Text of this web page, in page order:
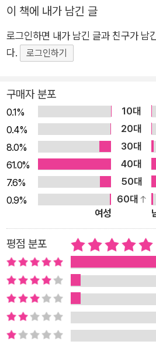
報 정보 暗號 암호 功擊 공격 警報 경
當然 당연 治療 치료 報酬 보수 襲擊
당 報告 보고 目擊 목격 文書 문서 書
자가 선택한 마법천자문은 2003년 첫
한자 학습의 열풍을 일으키며 어린이
니다. 『마법천자문』1~53권은 각 권
자를 만화 속 이야기에 나오는 한자
수 있도록 구성했습니다. 권수를 더해
자의 양은 늘어나고, 한자 낱자 두 개
한 개의 낱자를 다양한 낱자들과 합쳐
지 읽고 나면 한자 능력이 부쩍 향상됩
문』은 1~53권을 통해 익혔던 하나하나
는 한층 고차원적인 방식으로 접근합
하여 초등학생이 꼭 알아야 할 한자 어
어와 반의어 등으로 어휘 관계를 확장
을 만화, AR, 학습 섹션, ‘3중 구성’을
한자에서 파생되는 여러 어휘들을 완
수 있도록 했습니다. 스토리텔링이 접
이 책에 내가 남긴 글
로그인하면 내가 남긴 글과 친구가 남
다.
로그인하기
구매자 분포
0.1% 10대
0.4%
20대
8.0%
30대
61.0%
40대
7.6%
50대
0.9%
60대
여성
평점 분포